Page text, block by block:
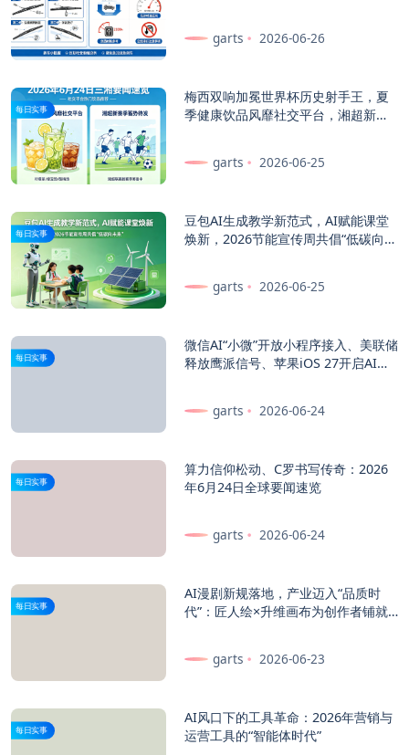
garts 2026-06-26
每日实事
梅西双响加冕世界杯历史射手王，夏
季健康饮品风靡社交平台，湘超新赛
garts 2026-06-25
每日实事
豆包AI生成教学新范式，AI赋能课堂
焕新，2026节能宣传周共倡“低碳向未
garts
2026-06-25
每日实事
微信AI“小微”开放小程序接入、美联储
释放鹰派信号、苹果iOS 27开启AI新
garts 2026-06-24
每日实事
算力信仰松动、C罗书写传奇：2026
年6月24日全球要闻速览
garts 2026-06-24
每日实事
AI漫剧新规落地，产业迈入“品质时
代”：匠人绘×升维画布为创作者铺就
garts
2026-06-23
每日实事
AI风口下的工具革命：2026年营销与
运营工具的“智能体时代”